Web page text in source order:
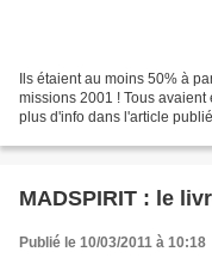
Ils étaient au moins 50% à
missions 2001 ! Tous avaient
plus d'info dans l'article
MADSPIRIT : le
Publié le 10/03/2011 à 10:18